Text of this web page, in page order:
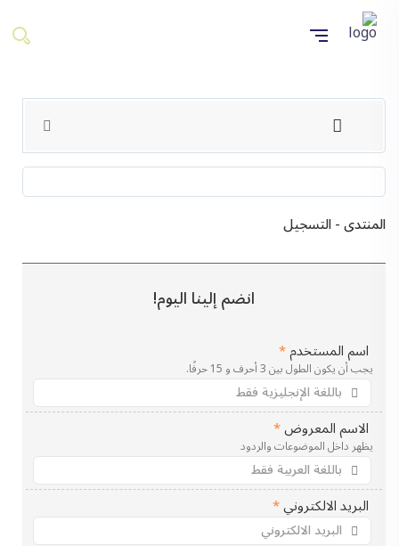
المنتدى - التسجيل
انضم إلينا اليوم!
اسم المستخدم*
يجب أن يكون الطول بين 3 أحرف و 15 حرفًا.
الاسم المعروض*
يظهر داخل الموضوعات والردود
البريد الالكتروني*